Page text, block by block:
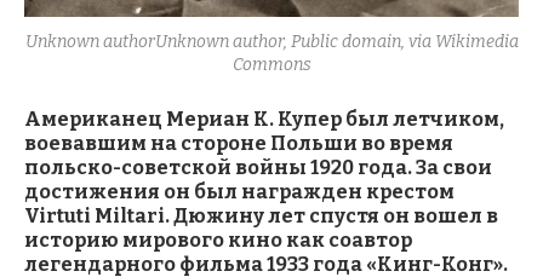
Unknown authorUnknown author, Public domain, via Wikimedia
Commons
Американец Мериан К. Купер был летчиком,
воевавшим на стороне Польши во время
польско-советской войны 1920 года. За свои
достижения он был награжден крестом
Virtuti Miltari. Дюжину лет спустя он вошел в
историю мирового кино как соавтор
легендарного фильма 1933 года «Кинг-Конг».